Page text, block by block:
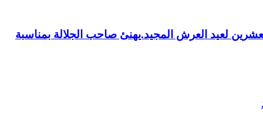
لعيد العرش المجيد.يهنئ صاحب الجلالة بمناسبة